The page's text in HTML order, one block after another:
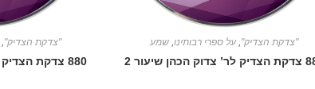
"צדקת הצדיק" על ספרי רבותינו, שמע
הכהן שיעור 2
"צדקת הצדיק"
880 צדקת הצדיק לר’ צדוק הכהן שיעור 1